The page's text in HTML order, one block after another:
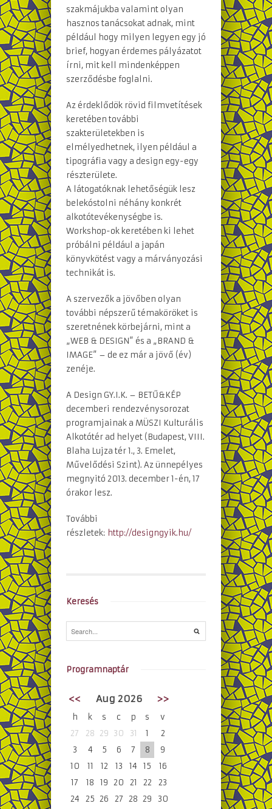
szakmájukba valamint olyan
hasznos tanácsokat adnak, mint
például hogy milyen legyen egy jó
brief, hogyan érdemes pályázatot
írni, mit kell mindenképpen
szerződésbe foglalni.
Az érdeklődök rövid filmvetítések
keretében további
szakterületekben is
elmélyedhetnek, ilyen például a
tipográfia vagy a design egy-egy
részterülete.
A látogatóknak lehetőségük lesz
belekóstolni néhány konkrét
alkotótevékenységbe is.
Workshop-ok keretében ki lehet
próbálni például a japán
könyvkötést vagy a márványozási
technikát is.
A szervezők a jövőben olyan
további népszerű témaköröket is
szeretnének körbejárni, mint a
„WEB & DESIGN” és a „BRAND &
IMAGE” – de ez már a jövő (év)
zenéje.
A Design GY.I.K. – BETŰ&KÉP
decemberi rendezvénysorozat
programjainak a MÜSZI Kulturális
Alkotótér ad helyet (Budapest, VIII.
Blaha Lujza tér 1., 3. Emelet,
Művelődési Szint). Az ünnepélyes
megnyitó 2013. december 1-én, 17
órakor lesz.
További
részletek: http://designgyik.hu/
Keresés
Programnaptár
<< Aug 2026 >>
h k s c p s
v
27
28 29 30 31 1
2
3
4 5 6 7 8
9
10
11 12 13 14 15
16
17
18 19 20 21 22
23
24
25 26 27 28 29
30